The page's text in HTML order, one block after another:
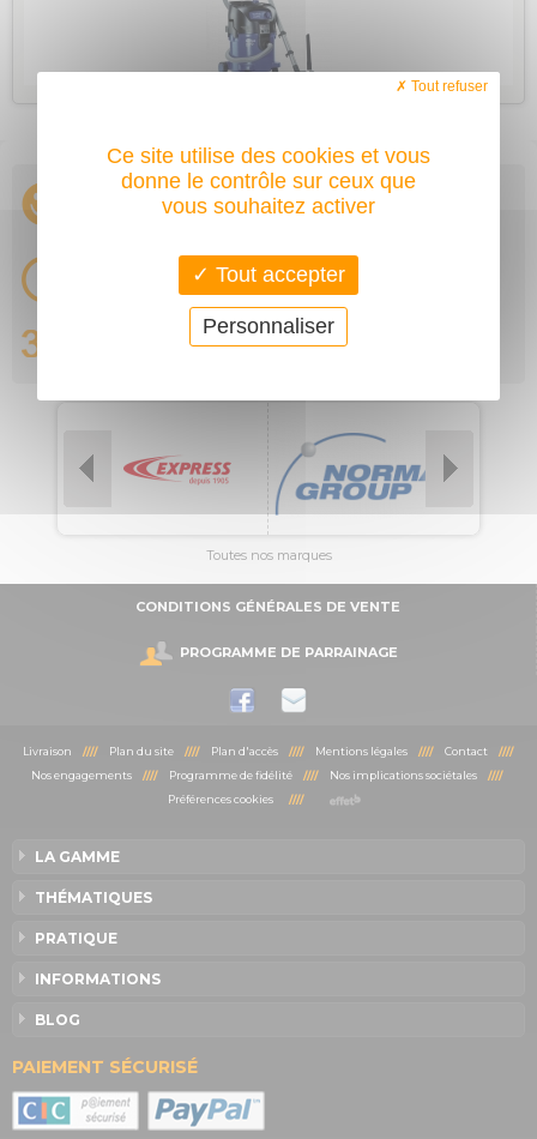
Toutes nos marques
CONDITIONS GÉNÉRALES DE VENTE
PROGRAMME DE PARRAINAGE
Livraison //// Plan du site //// Plan d'accès //// Mentions légales //// Contact ////
Nos engagements//// Programme de fidélité//// Nos implications sociétales////
Préférences cookies
////
LA GAMME
THÉMATIQUES
PRATIQUE
INFORMATIONS
BLOG
PAIEMENT SÉCURISÉ
Ce site utilise des cookies et vous
donne le contrôle sur ceux que
vous souhaitez activer
Tout accepter
Tout refuser
Personnaliser